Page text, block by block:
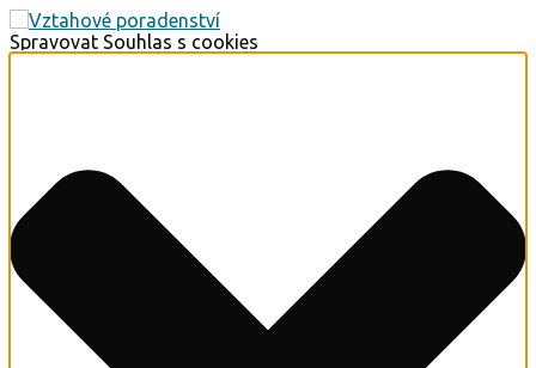
Spravovat Souhlas s cookies